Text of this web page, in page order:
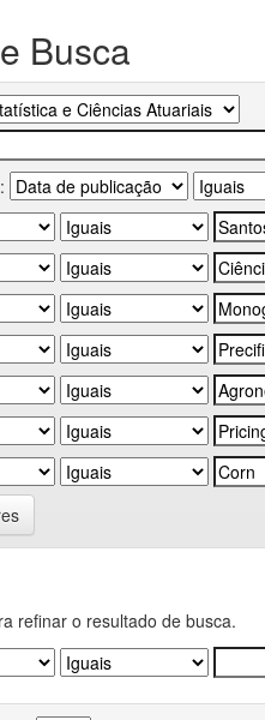
Busca
refinar o resultado de busca.